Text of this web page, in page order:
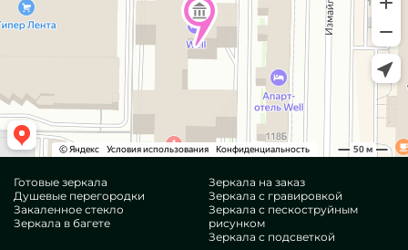
Готовые зеркала
Душевые перегородки
Закаленное стекло
Зеркала в багете
Зеркала на заказ
Зеркала с гравировкой
Зеркала с пескоструйным
рисунком
Зеркала с подсветкой